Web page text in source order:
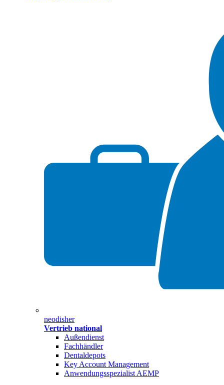
neodisher
Vertrieb national
Außendienst
Fachhändler
Dentaldepots
Key Account Management
Anwendungsspezialist AEMP